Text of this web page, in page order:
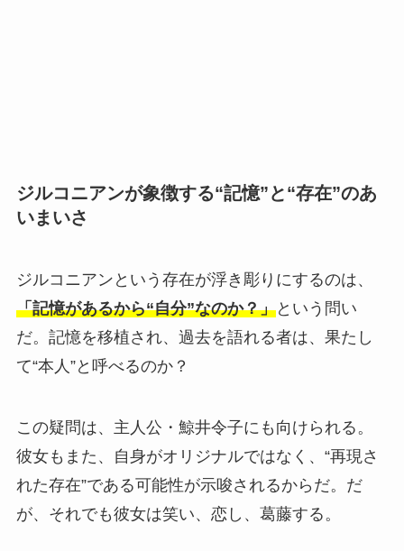
ジルコニアンが象徴する“記憶”と“存在”のあ
いまいさ
ジルコニアンという存在が浮き彫りにするのは、
「記憶があるから“自分”なのか？」という問い
だ。記憶を移植され、過去を語れる者は、果たし
て“本人”と呼べるのか？
この疑問は、主人公・鯨井令子にも向けられる。
彼女もまた、自身がオリジナルではなく、“再現さ
れた存在”である可能性が示唆されるからだ。だ
が、それでも彼女は笑い、恋し、葛藤する。